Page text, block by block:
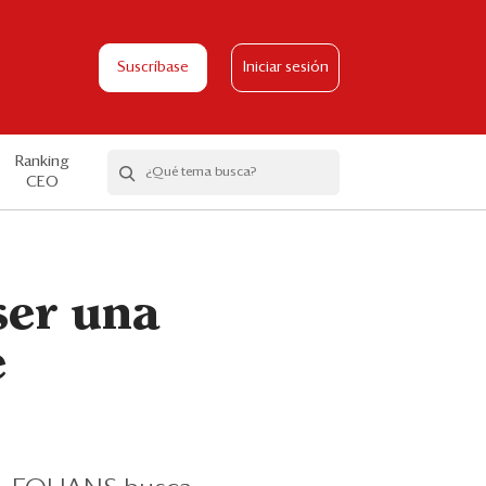
Suscríbase Iniciar sesión
Ranking
CEO
una